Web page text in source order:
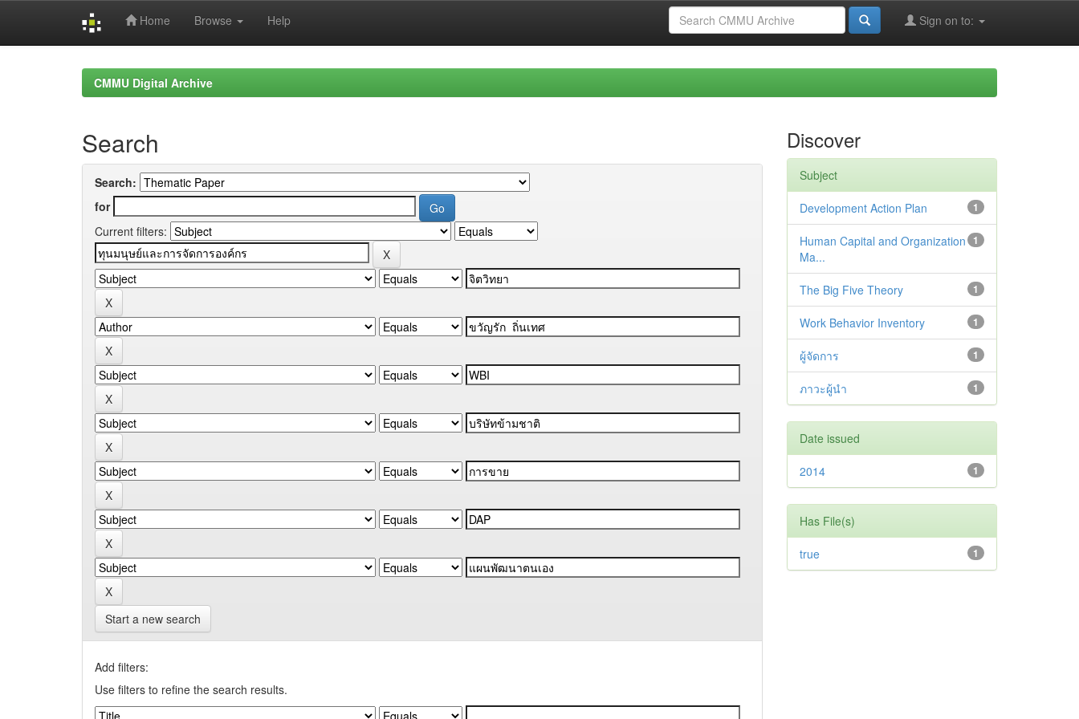
Home Browse Help Sign on to:
CMMU Digital Archive
Search
Search:
for
Current filters:
Start a new search
Add filters:
Use filters to refine the search results.
Discover
Subject
1
Development Action Plan
1
Human Capital and Organization
Ma...
1
The Big Five Theory
1
Work Behavior Inventory
1
ผู้จัดการ
1
ภาวะผู้นำ
Date issued
1
2014
Has File(s)
1
true